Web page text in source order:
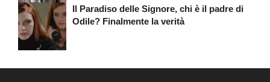
Il Paradiso delle Signore, chi è il padre di
Odile? Finalmente la verità